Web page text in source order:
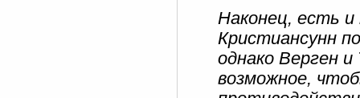
Наконец, есть и
Кристиансунн
однако Верген и
возможное,